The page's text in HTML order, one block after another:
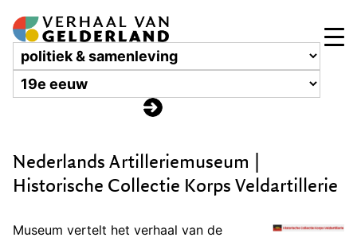
Nederlands Artilleriemuseum |
Historische Collectie Korps Veldartillerie
Museum vertelt het verhaal van de